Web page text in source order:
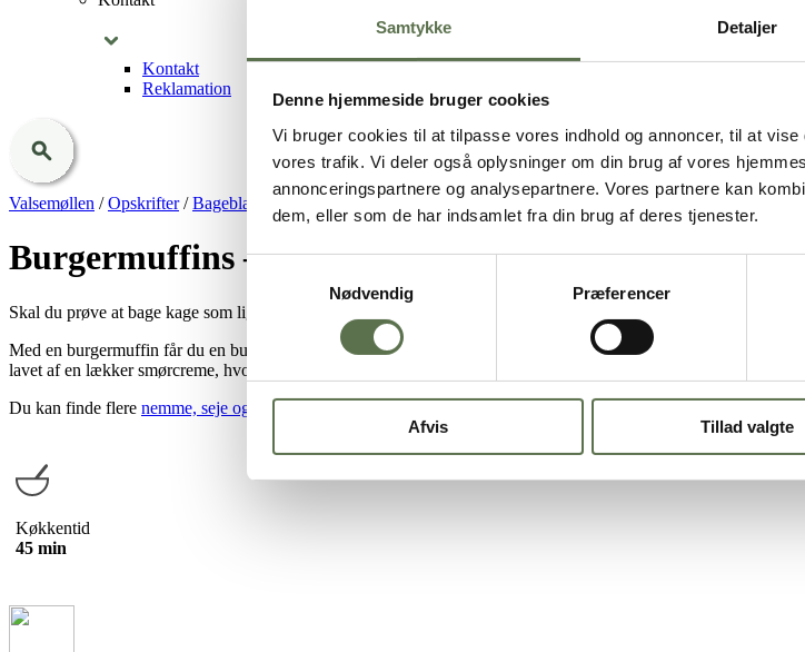
Samtykke Detaljer
Denne hjemmeside bruger cookies
Vi bruger cookies til at tilpasse vores indhold og annoncer, til at
vores trafik. Vi deler også oplysninger om din brug af vores
annonceringspartnere og analysepartnere. Vores partnere kan
dem, eller som de har indsamlet fra din brug af deres tjenester.
Samtykkevalg
Nødvendig
Præferencer
Afvis Tillad valgte
Kontakt
Reklamation
Valsemøllen /Opskrifter/Bageblandinger Kageblandinger Burgermuffins – bageblanding
Burgermuffins – bageblanding
Skal du prøve at bage kage som ligner mad? Så prøv disse flotte og sjove burgermuffins sliders som du f.eks. kan
Med en burgermuffin får du en burgerbolle, bøf, salat, ketchup og sennep. Brugerbollen er lavet med
lavet af en lækker smørcreme, hvor der bliver tilsat henholdsvis rød, gul og grøn frugtfarve.
Du kan finde flere nemme, seje og kreative opskrifter bagt med Valsemøllen kageblandinger, her.
Køkkentid
45 min